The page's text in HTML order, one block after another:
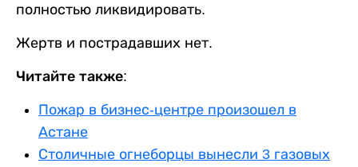
полностью ликвидировать.
Жертв и пострадавших нет.
Читайте также:
Пожар в бизнес-центре произошел в
Астане
Столичные огнеборцы вынесли 3 газовых